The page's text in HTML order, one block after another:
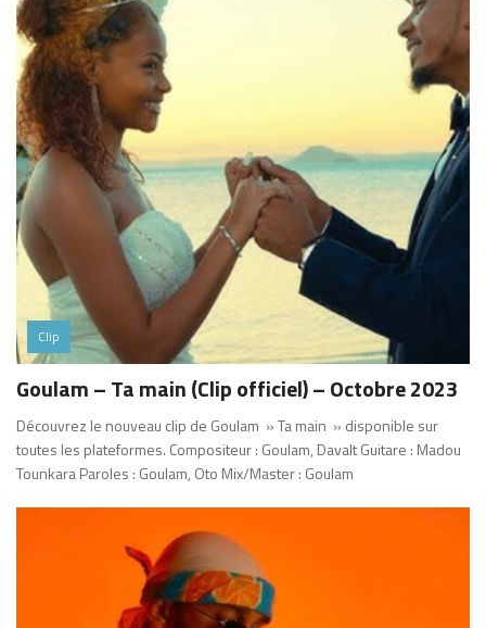
Clip
Goulam – Ta main (Clip officiel) – Octobre 2023
Découvrez le nouveau clip de Goulam » Ta main » disponible sur
toutes les plateformes. Compositeur : Goulam, Davalt Guitare : Madou
Tounkara Paroles : Goulam, Oto Mix/Master : Goulam